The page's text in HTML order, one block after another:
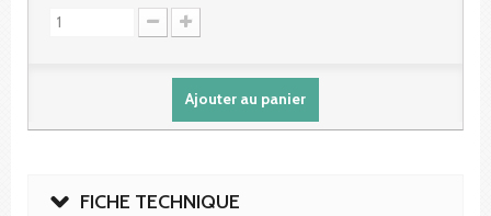
Ajouter au panier
FICHE TECHNIQUE